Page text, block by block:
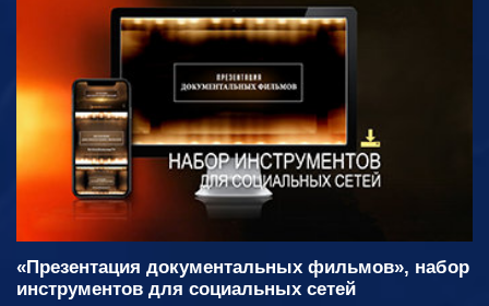
«Презентация документальных фильмов», набор
инструментов для социальных сетей